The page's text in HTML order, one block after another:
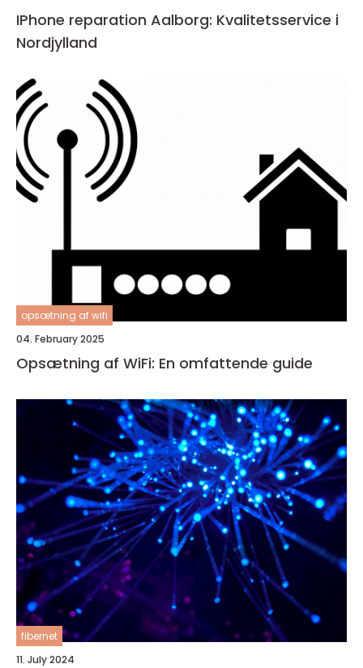
IPhone reparation Aalborg: Kvalitetsservice i
Nordjylland
opsætning af wifi
04. February 2025
Opsætning af WiFi: En omfattende guide
fibernet
11. July 2024